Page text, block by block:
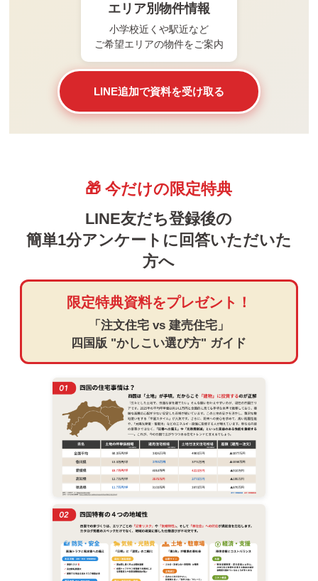
エリア別物件情報
小学校近くや駅近など
ご希望エリアの物件をご案内
LINE追加で資料を受け取る
🎁 今だけの限定特典
LINE友だち登録後の
簡単1分アンケートに回答いただいた
方へ
限定特典資料をプレゼント！
「注文住宅 vs 建売住宅」
四国版 "かしこい選び方" ガイド